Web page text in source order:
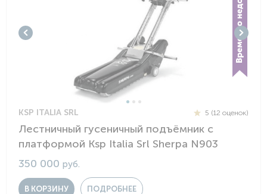
KSP ITALIA SRL 5 (12 оценок)
Лестничный гусеничный подъёмник с
платформой Ksp Italia Srl Sherpa N903
350 000 руб.
В КОРЗИНУ ПОДРОБНЕЕ